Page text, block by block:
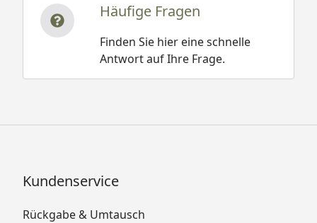
Häufige Fragen
Finden Sie hier eine schnelle
Antwort auf Ihre Frage.
Kundenservice
Rückgabe & Umtausch